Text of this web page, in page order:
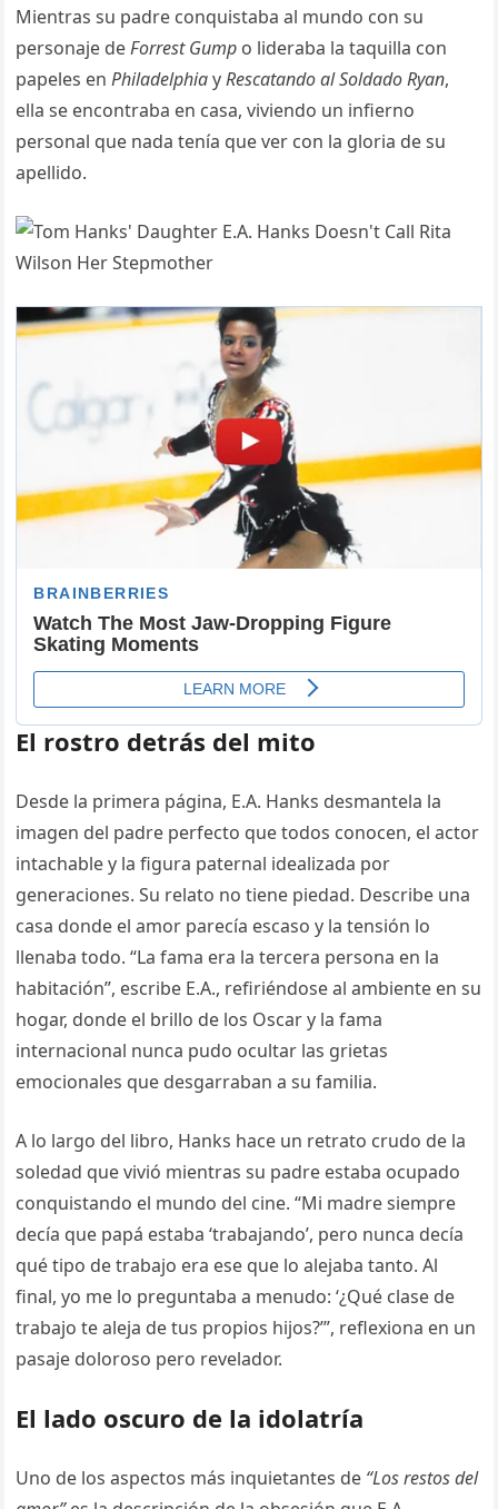
Mientras su padre conquistaba al mundo con su
personaje deForrest Gump o lideraba la taquilla con
papeles enPhiladelphiayRescatando al Soldado Ryan,
ella se encontraba en casa, viviendo un infierno
personal que nada tenía que ver con la gloria de su
apellido.
El rostro detrás del mito
Desde la primera página, E.A. Hanks desmantela la
imagen del padre perfecto que todos conocen, el actor
intachable y la figura paternal idealizada por
generaciones. Su relato no tiene piedad. Describe una
casa donde el amor parecía escaso y la tensión lo
llenaba todo. “La fama era la tercera persona en la
habitación”, escribe E.A., refiriéndose al ambiente en su
hogar, donde el brillo de los Oscar y la fama
internacional nunca pudo ocultar las grietas
emocionales que desgarraban a su familia.
A lo largo del libro, Hanks hace un retrato crudo de la
soledad que vivió mientras su padre estaba ocupado
conquistando el mundo del cine. “Mi madre siempre
decía que papá estaba ‘trabajando’, pero nunca decía
qué tipo de trabajo era ese que lo alejaba tanto. Al
final, yo me lo preguntaba a menudo: ‘¿Qué clase de
trabajo te aleja de tus propios hijos?’”, reflexiona en un
pasaje doloroso pero revelador.
El lado oscuro de la idolatría
Uno de los aspectos más inquietantes de “Los restos del